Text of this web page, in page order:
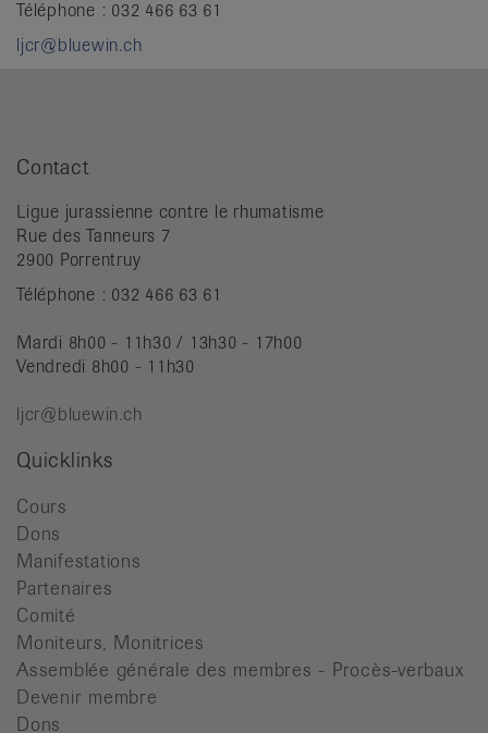
Téléphone : 032 466 63 61
ljcr@bluewin.ch
Contact
Ligue jurassienne contre le rhumatisme
Rue des Tanneurs 7
2900 Porrentruy
Téléphone : 032 466 63 61
Mardi 8h00 - 11h30 / 13h30 - 17h00
Vendredi 8h00 - 11h30
ljcr@bluewin.ch
Quicklinks
Cours
Dons
Manifestations
Partenaires
Comité
Moniteurs, Monitrices
Assemblée générale des membres - Procès-verbaux
Devenir membre
Dons